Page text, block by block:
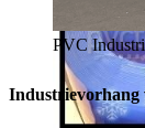
PVC
Industrievorhang